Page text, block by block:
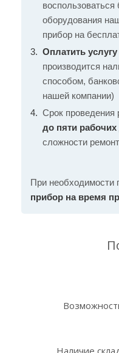
оборудования
прибор на
Оплатить услугу
производится
способом,
нашей компании)
Срок проведения
до пяти рабочих
сложности
При необходимости
прибор на время
Наличие